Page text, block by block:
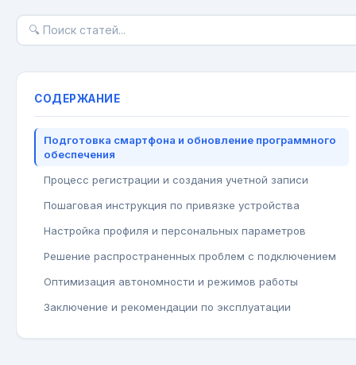
СОДЕРЖАНИЕ
Подготовка смартфона и обновление программного
обеспечения
Процесс регистрации и создания учетной записи
Пошаговая инструкция по привязке устройства
Настройка профиля и персональных параметров
Решение распространенных проблем с подключением
Оптимизация автономности и режимов работы
Заключение и рекомендации по эксплуатации